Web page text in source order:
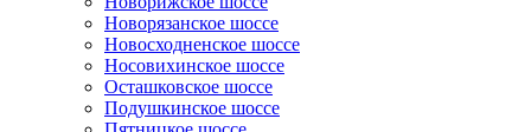
Новорязанское шоссе
Новосходненское шоссе
Носовихинское шоссе
Осташковское шоссе
Подушкинское шоссе